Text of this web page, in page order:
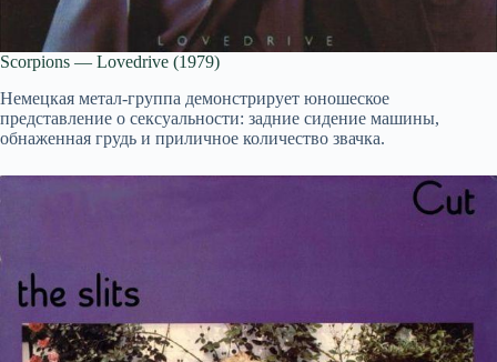
Scorpions — Lovedrive (1979)
Немецкая метал-группа демонстрирует юношеское
представление о сексуальности: задние сидение машины,
обнаженная грудь и приличное количество звачка.